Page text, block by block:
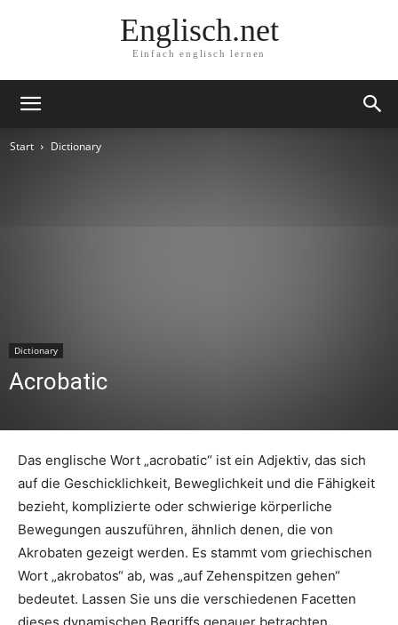
Englisch.net
Einfach englisch lernen
Start Dictionary
Dictionary
Acrobatic
Das englische Wort „acrobatic“ ist ein Adjektiv, das sich
auf die Geschicklichkeit, Beweglichkeit und die Fähigkeit
bezieht, komplizierte oder schwierige körperliche
Bewegungen auszuführen, ähnlich denen, die von
Akrobaten gezeigt werden. Es stammt vom griechischen
Wort „akrobatos“ ab, was „auf Zehenspitzen gehen“
bedeutet. Lassen Sie uns die verschiedenen Facetten